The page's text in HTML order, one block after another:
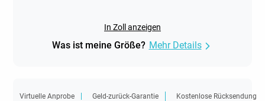
In Zoll anzeigen
Was ist meine Größe? Mehr Details
Virtuelle Anprobe Geld-zurück-Garantie Kostenlose Rücksendung